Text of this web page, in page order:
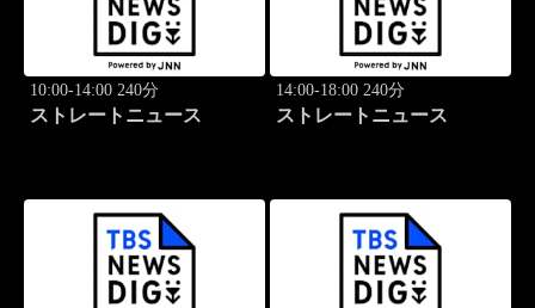
10:00-14:00 240分
ストレートニュース
14:00-18:00 240分
ストレートニュース